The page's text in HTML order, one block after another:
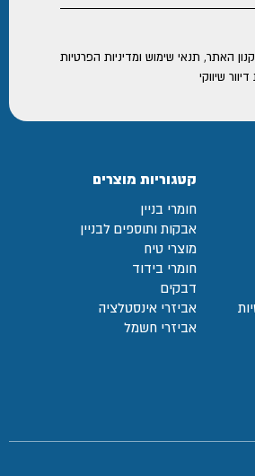
האתר, תנאי שימוש ומדיניות הפרטיות
שיווקי
קטגוריות מוצרים
חומרי בניין
אבקות ותוספים לבניין
מוצרי טיח
חומרי בידוד
דבקים
אביזרי אינסטלציה
אביזרי חשמל